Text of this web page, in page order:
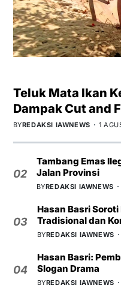
Teluk Mata Ikan
Dampak Cut and
BYREDAKSI IAWNEWS 1
02
Tambang Emas
Jalan Provinsi
BYREDAKSI IAWNEWS
03
Hasan Basri
Tradisional dan
BYREDAKSI IAWNEWS
04
Hasan Basri:
Slogan Drama
BYREDAKSI IAWNEWS